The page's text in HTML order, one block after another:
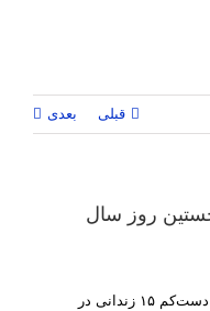
قبلی بعدی
در نخستین روز سال
همزمان با اولین روز از سال جدید میلادی، دست‌کم ۱۵ زندانی در